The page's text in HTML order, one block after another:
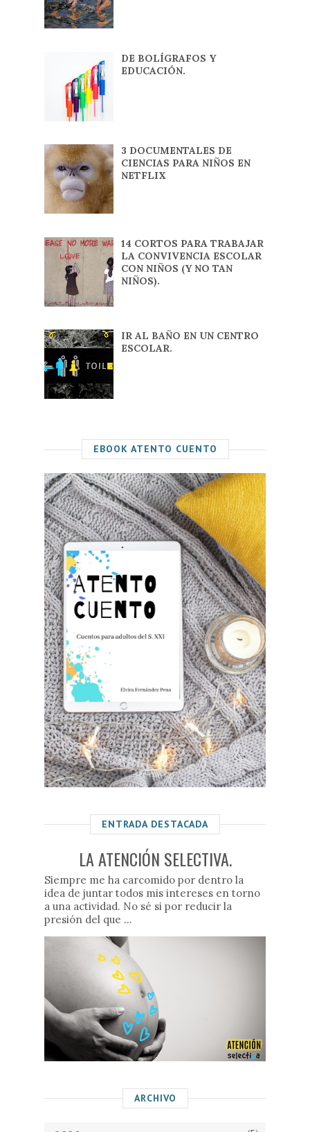
DE BOLÍGRAFOS Y
EDUCACIÓN.
3 DOCUMENTALES DE
CIENCIAS PARA NIÑOS EN
NETFLIX
14 CORTOS PARA TRABAJAR
LA CONVIVENCIA ESCOLAR
CON NIÑOS (Y NO TAN
NIÑOS).
IR AL BAÑO EN UN CENTRO
ESCOLAR.
EBOOK ATENTO CUENTO
ENTRADA DESTACADA
LA ATENCIÓN SELECTIVA.
Siempre me ha carcomido por dentro la
idea de juntar todos mis intereses en torno
a una actividad. No sé si por reducir la
presión del que ...
ARCHIVO